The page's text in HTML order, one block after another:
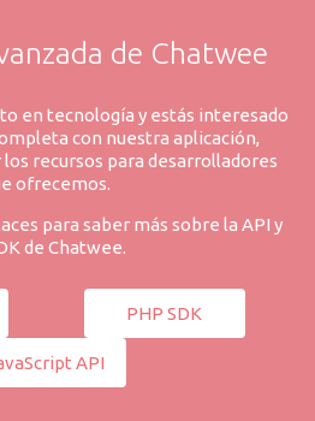
de Chatwee
en tecnología y estás interesado
con nuestra aplicación,
recursos para desarrolladores
ofrecemos.
para saber más sobre la API y
de Chatwee.
PHP SDK
API